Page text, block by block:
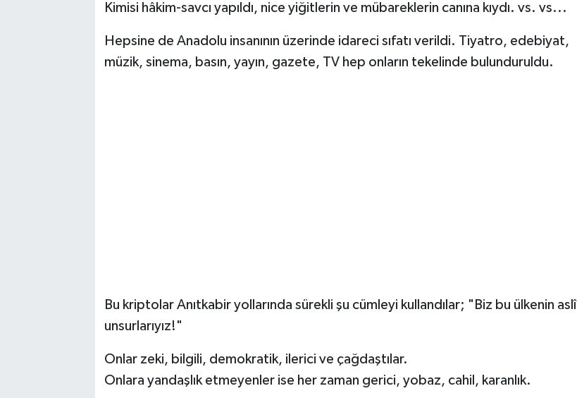
Kimisi hâkim-savcı yapıldı, nice yiğitlerin ve mübareklerin canına kıydı. vs. vs...
Hepsine de Anadolu insanının üzerinde idareci sıfatı verildi. Tiyatro, edebiyat,
müzik, sinema, basın, yayın, gazete, TV hep onların tekelinde bulunduruldu.
Bu kriptolar Anıtkabir yollarında sürekli şu cümleyi kullandılar; "Biz bu ülkenin aslî
unsurlarıyız!"
Onlar zeki, bilgili, demokratik, ilerici ve çağdaştılar.
Onlara yandaşlık etmeyenler ise her zaman gerici, yobaz, cahil, karanlık.